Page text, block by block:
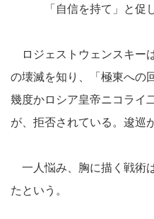
「自信を持て」と促し
ロジェストウェンスキー
の壊滅を知り、「極東への
幾度かロシア皇帝ニコライ
が、拒否されている。逡巡
一人悩み、胸に描く戦術
たという。